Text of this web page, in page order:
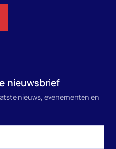
nieuwsbrief
nieuws, evenementen en